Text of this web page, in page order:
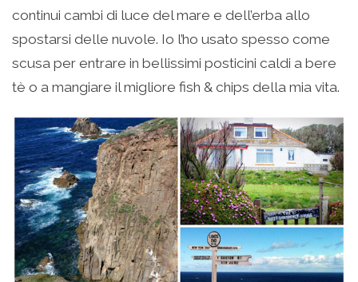
continui cambi di luce del mare e dell’erba allo
spostarsi delle nuvole. Io l’ho usato spesso come
scusa per entrare in bellissimi posticini caldi a bere
tè o a mangiare il migliore fish & chips della mia vita.